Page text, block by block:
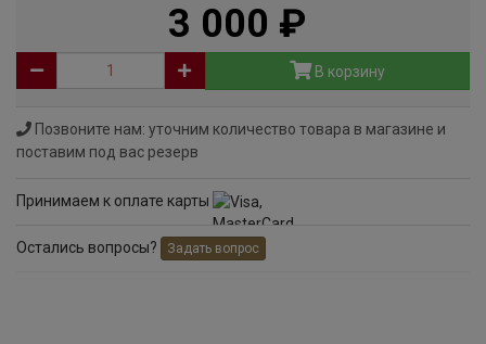
3 000
В корзину
Позвоните нам: уточним количество товара в магазине и
поставим под вас резерв
Принимаем к оплате карты
Остались вопросы? Задать вопрос